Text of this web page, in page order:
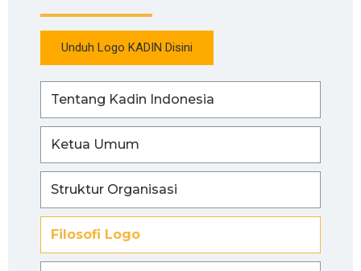
Unduh Logo KADIN Disini
Tentang Kadin Indonesia
Ketua Umum
Struktur Organisasi
Filosofi Logo